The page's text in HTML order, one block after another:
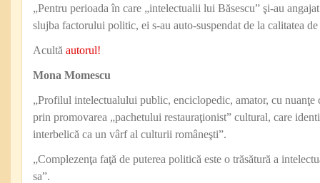
„Pentru perioada în care „intelectualii lui Băsescu” şi-au
slujba factorului politic, ei s-au auto-suspendat de la calitatea
Acultă autorul!
Mona Momescu
„Profilul intelectualului public, enciclopedic, amator, cu nuanţe
prin promovarea „pachetului restauraţionist” cultural, care
interbelică ca un vârf al culturii româneşti”.
„Complezenţa faţă de puterea politică este o trăsătură a
sa”.